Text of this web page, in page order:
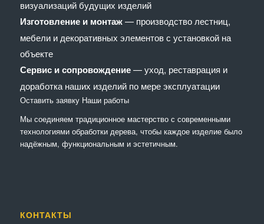
визуализаций будущих изделий
Изготовление и монтаж— производство лестниц,
мебели и декоративных элементов с установкой на
объекте
Сервис и сопровождение— уход, реставрация и
доработка наших изделий по мере эксплуатации
Оставить заявку Наши работы
Мы соединяем традиционное мастерство с современными
технологиями обработки дерева, чтобы каждое изделие было
надёжным, функциональным и эстетичным.
КОНТАКТЫ